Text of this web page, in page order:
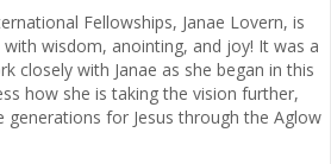
Fellowships, Janae Lovern, is
wisdom, anointing, and joy! It was a
closely with Janae as she began in this
how she is taking the vision further,
generations for Jesus through the Aglow